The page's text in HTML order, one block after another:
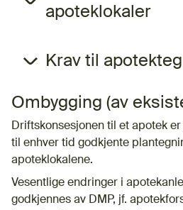
apoteklokaler
Krav til
Ombygging (av
Driftskonsesjonen til et apotek
til enhver tid godkjente
apoteklokalene.
Vesentlige endringer i
godkjennes av DMP, jf.